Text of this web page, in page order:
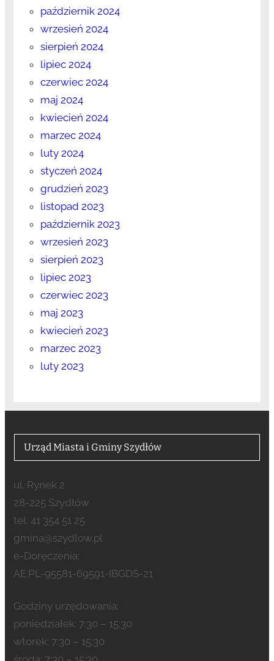
październik 2024
wrzesień 2024
sierpień 2024
lipiec 2024
czerwiec 2024
maj 2024
kwiecień 2024
marzec 2024
luty 2024
styczeń 2024
grudzień 2023
listopad 2023
październik 2023
wrzesień 2023
sierpień 2023
lipiec 2023
czerwiec 2023
maj 2023
kwiecień 2023
marzec 2023
luty 2023
Urząd Miasta i Gminy Szydłów
ul. Rynek 2
28-225 Szydłów
tel. 41 354 51 25
gmina@szydlow.pl
e-Doręczenia:
AE:PL-95581-69591-IBGDS-21
Godziny urzędowania:
poniedziałek: 7:30 – 15:30
wtorek: 7:30 – 15:30